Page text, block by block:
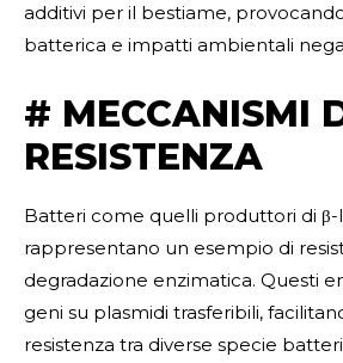
additivi per il bestiame,
batterica e impatti ambientali
# MECCANISMI
RESISTENZA
Batteri come quelli produttori di β-
rappresentano un esempio di
degradazione enzimatica. Questi
geni su plasmidi trasferibili,
resistenza tra diverse specie